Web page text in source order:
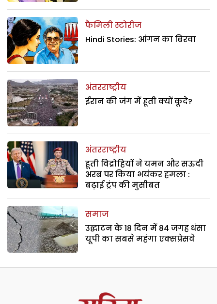
फैमिली स्टोरीज
Hindi Stories: आंगन का बिरवा
अंतरराष्ट्रीय
ईरान की जंग में हूती क्यों कूदे?
अंतरराष्ट्रीय
हूती विद्रोहियों ने यमन और सऊदी
अरब पर किया भयंकर हमला :
बढ़ाई ट्रंप की मुसीबत
समाज
उद्घाटन के 18 दिन में 84 जगह धंसा
यूपी का सबसे महंगा एक्सप्रेसवे